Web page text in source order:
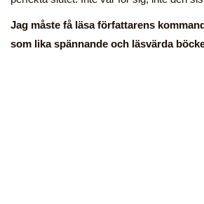
Jag måste få läsa författarens
som lika spännande och läsvärda